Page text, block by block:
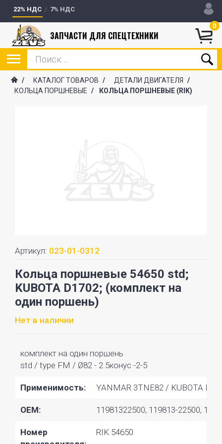
22% НДС 7% НДС
0
ЗАПЧАСТИ ДЛЯ СПЕЦТЕХНИКИ
/ КАТАЛОГ ТОВАРОВ / ДЕТАЛИ ДВИГАТЕЛЯ
/
КОЛЬЦА ПОРШНЕВЫЕ / КОЛЬЦА ПОРШНЕВЫЕ (RIK)
Артикул: 023-01-0312
Кольца поршневые 54650 std;
KUBOTA D1702; (комплект на
один поршень)
Нет в наличии
комплект на один поршень
std / type FM / Ø82 - 2.5конус -2-5
Применимость: YANMAR 3TNE82 / KUBOTA
OEM: 11981322500, 119813-22500,
Номер
RIK 54650